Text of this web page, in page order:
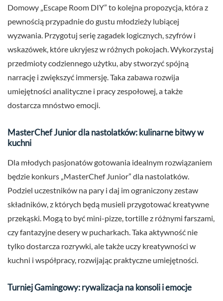
Domowy „Escape Room DIY” to kolejna propozycja, która z
pewnością przypadnie do gustu młodzieży lubiącej
wyzwania. Przygotuj serię zagadek logicznych, szyfrów i
wskazówek, które ukryjesz w różnych pokojach. Wykorzystaj
przedmioty codziennego użytku, aby stworzyć spójną
narrację i zwiększyć immersję. Taka zabawa rozwija
umiejętności analityczne i pracy zespołowej, a także
dostarcza mnóstwo emocji.
MasterChef Junior dla nastolatków: kulinarne bitwy w
kuchni
Dla młodych pasjonatów gotowania idealnym rozwiązaniem
będzie konkurs „MasterChef Junior” dla nastolatków.
Podziel uczestników na pary i daj im ograniczony zestaw
składników, z których będą musieli przygotować kreatywne
przekąski. Mogą to być mini-pizze, tortille z różnymi farszami,
czy fantazyjne desery w pucharkach. Taka aktywność nie
tylko dostarcza rozrywki, ale także uczy kreatywności w
kuchni i współpracy, rozwijając praktyczne umiejętności.
Turniej Gamingowy: rywalizacja na konsoli i emocje